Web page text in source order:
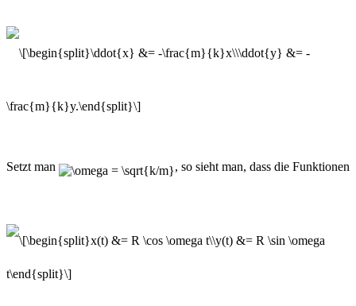
Setzt man , so sieht man, dass die Funktionen